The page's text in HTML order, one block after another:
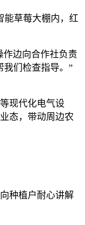
能草莓大棚内，红
作边向合作社负责
们检查指导。”
现代化电气设
态，带动周边农
种植户耐心讲解